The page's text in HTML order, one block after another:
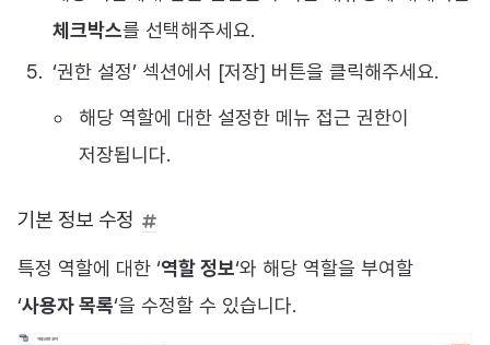
체크박스를 선택해주세요.
‘권한 설정’ 섹션에서 [저장] 버튼을 클릭해주세요.
해당 역할에 대한 설정한 메뉴 접근 권한이
저장됩니다.
기본 정보 수정
특정 역할에 대한 ‘역할 정보‘와 해당 역할을 부여할
‘사용자 목록‘을 수정할 수 있습니다.